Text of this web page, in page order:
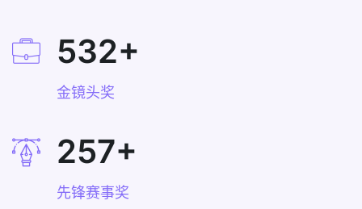
532+
金镜头奖
257+
先锋赛事奖